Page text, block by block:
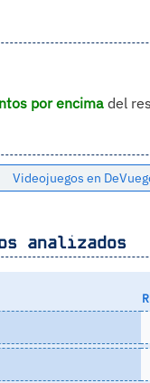
por encimadel
Videojuegos en
analizados